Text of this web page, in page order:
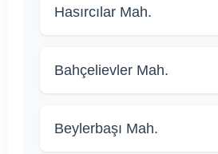
Hasırcılar Mah.
Bahçelievler Mah.
Beylerbaşı Mah.